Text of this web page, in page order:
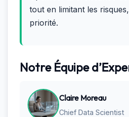
tout en limitant les
priorité.
Notre Équipe
Claire Moreau
Chief Data Scientist